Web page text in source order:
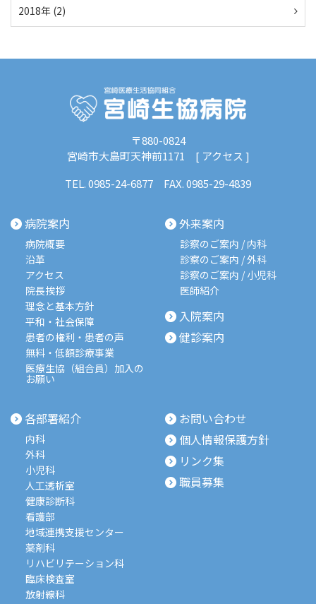
2018年 (2)
〒880-0824
宮崎市大島町天神前1171 [ アクセス ]
TEL.0985-24-6877 FAX. 0985-29-4839
病院案内
病院概要
沿革
アクセス
院長挨拶
理念と基本方針
平和・社会保障
患者の権利・患者の声
無料・低額診療事業
医療生協（組合員）加入の
お願い
外来案内
診察のご案内 / 内科
診察のご案内 / 外科
診察のご案内 / 小児科
医師紹介
入院案内
健診案内
各部署紹介
内科
外科
小児科
人工透析室
健康診断科
看護部
地域連携支援センター
薬剤科
リハビリテーション科
臨床検査室
放射線科
お問い合わせ
個人情報保護方針
リンク集
職員募集